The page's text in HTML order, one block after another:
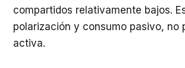
compartidos relativamente bajos.
polarización y consumo pasivo, no
activa.